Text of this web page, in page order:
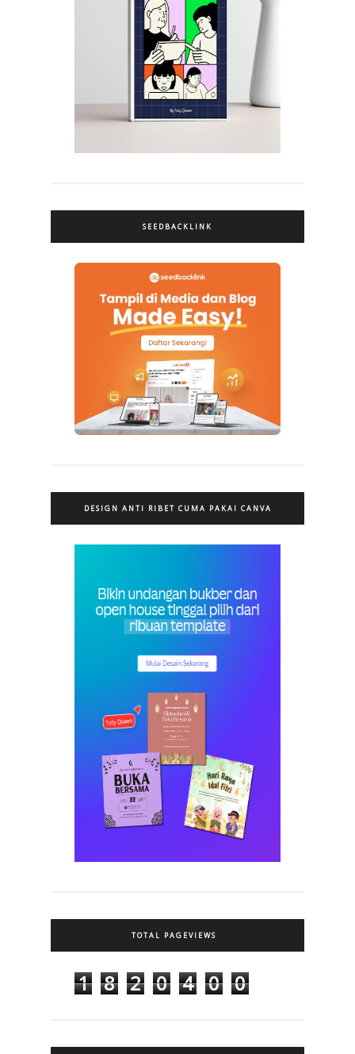
SEEDBACKLINK
DESIGN ANTI RIBET CUMA PAKAI CANVA
TOTAL PAGEVIEWS
1 8 2 0 4 0 0